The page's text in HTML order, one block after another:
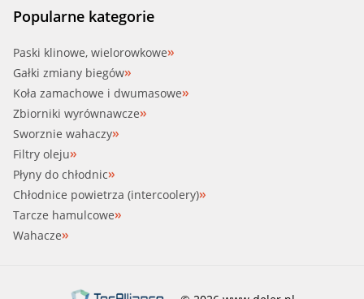
FRIGAIR (HP15.246)
GATES (WP0187)
GATES-AU (GWP7011)
GGT (PA12550)
GGT (PA12968)
GK (987673)
GRAF, MGA (PA919)
Popularne kategorie
Paski klinowe, wielorowkowe
Gałki zmiany biegów
Koła zamachowe i dwumasowe
Zbiorniki wyrównawcze
Sworznie wahaczy
Filtry oleju
Płyny do chłodnic
Chłodnice powietrza (intercoolery)
Tarcze hamulcowe
Wahacze